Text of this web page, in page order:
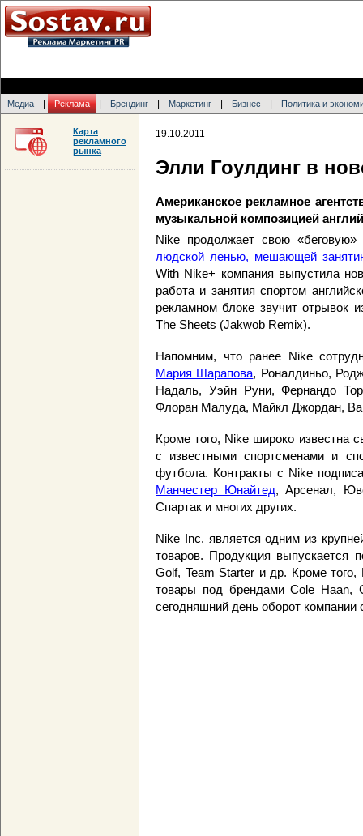
Медиа Реклама Брендинг Маркетинг Бизнес Политика и
19.10.2011
Элли Гоулдинг в
Американское рекламное
музыкальной композицией
Nike продолжает свою
людской ленью, мешающей
With Nike+ компания выпустила
работа и занятия спортом
рекламном блоке звучит отрывок
The Sheets (Jakwob Remix).
Напомним, что ранее Nike
Мария Шарапова, Роналдиньо,
Надаль, Уэйн Руни, Фернандо
Флоран Малуда, Майкл Джордан,
Кроме того, Nike широко известна
с известными спортсменами и
футбола. Контракты с Nike
Манчестер Юнайтед, Арсенал,
Спартак и многих других.
Nike Inc. является одним из
товаров. Продукция выпускается
Golf, Team Starter и др. Кроме
товары под брендами Cole Haan,
сегодняшний день оборот
Карта
рекламного
рынка